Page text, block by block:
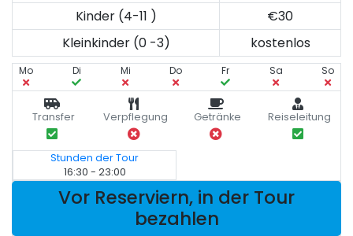
Kinder (4-11 )
€30
Kleinkinder (0 -3)
kostenlos
Mo Di Mi Do Fr Sa So
Transfer Verpflegung Getränke Reiseleitung
Stunden der Tour
16:30 - 23:00
Vor Reserviern, in der Tour
bezahlen